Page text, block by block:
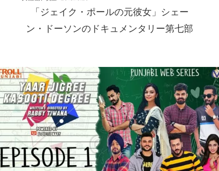
「ジェイク・ポールの元彼女」シェー
ン・ドーソンのドキュメンタリー第七部